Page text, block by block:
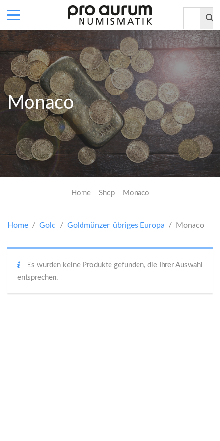
Monaco
Home Shop Monaco
Home / Gold / Goldmünzen übriges Europa / Monaco
Es wurden keine Produkte gefunden, die Ihrer Auswahl
entsprechen.